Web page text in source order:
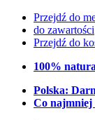
Przejdź do
do zawartości
Przejdź do
100%
Polska:
Co najmniej